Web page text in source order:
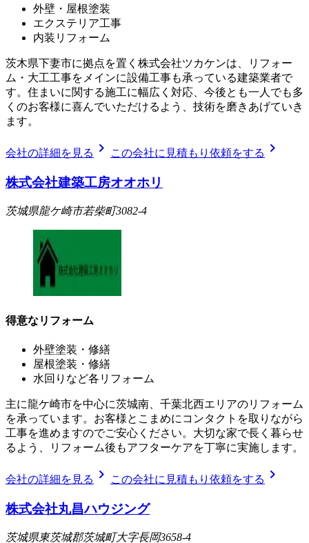
外壁・屋根塗装
エクステリア工事
内装リフォーム
茨木県下妻市に拠点を置く株式会社ツカケンは、リフォー
ム・大工工事をメインに設備工事も承っている建築業者で
す。住まいに関する施工に幅広く対応、今後とも一人でも多
くのお客様に喜んでいただけるよう、技術を磨きあげていき
ます。
会社の詳細を見る chevron_right この会社に見積もり依頼をする chevron_right
株式会社建築工房オオホリ
茨城県龍ケ崎市若柴町3082-4
得意なリフォーム
外壁塗装・修繕
屋根塗装・修繕
水回りなど各リフォーム
主に龍ケ崎市を中心に茨城南、千葉北西エリアのリフォーム
を承っています。お客様とこまめにコンタクトを取りながら
工事を進めますのでご安心ください。大切な家で長く暮らせ
るよう、リフォーム後もアフターケアを丁寧に実施します。
会社の詳細を見る chevron_right この会社に見積もり依頼をする chevron_right
株式会社丸昌ハウジング
茨城県東茨城郡茨城町大字長岡3658-4